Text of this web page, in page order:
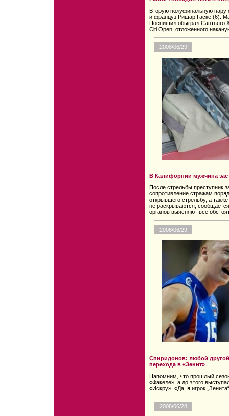
Вторую полуфинальную пару
и француз Ришар Гаске (6).
Поспишил обыграл Сантьяго
Citi Open, отложенного
2008/06/29
В Калифорнии мужчина
После стрельбы преступник
сопротивление стражам
открывшего стрельбу, а
не раскрываются,
органов выясняют все
2008/06/29
Спиридонов: любой другой
перехода в «Зенит»
Напомним, что прошлый
«Факеле», а до этого
«Искру». «Да, я игрок
2008/06/28